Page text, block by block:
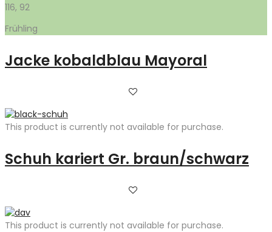
116, 92
Frühling
Jacke kobaldblau Mayoral
This product is currently not available for purchase.
Schuh kariert Gr. braun/schwarz
This product is currently not available for purchase.